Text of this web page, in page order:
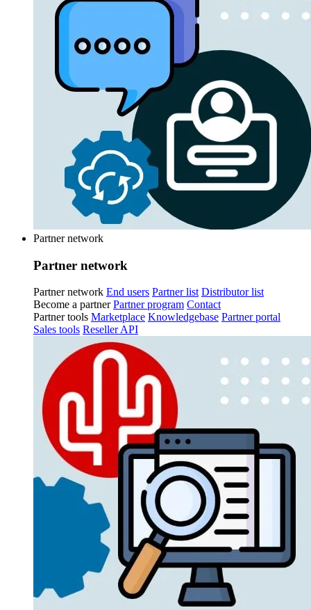
Partner network
Partner network
Partner network End users Partner list Distributor list
Become a partner Partner program Contact
Partner tools Marketplace Knowledgebase Partner portal
Sales tools Reseller API